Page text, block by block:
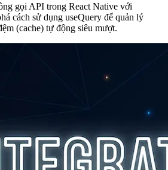
gọi API trong React Native với
cách sử dụng useQuery để quản lý
(cache) tự động siêu mượt.